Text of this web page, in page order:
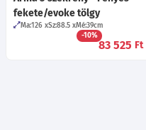
fekete/evoke tölgy
Ma:126 Sz:88.5 Mé:39cm
-10%
83 525 Ft